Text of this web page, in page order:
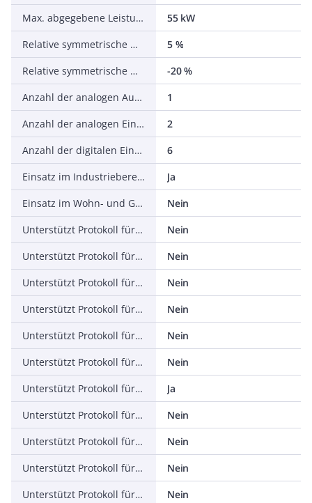
Max. abgegebene Leistung bei linearer Belastung bei Bemessungsausgangsspannung
55 kW
Relative symmetrische Netzfrequenztoleranz
5 %
Relative symmetrische Netzspannungstoleranz
-20 %
Anzahl der analogen Ausgänge
1
Anzahl der analogen Eingänge
2
Anzahl der digitalen Eingänge
6
Einsatz im Industriebereich zulässig
Ja
Einsatz im Wohn- und Gewerbebereich zulässig
Nein
Unterstützt Protokoll für TCP/IP
Nein
Unterstützt Protokoll für PROFIBUS
Nein
Unterstützt Protokoll für CAN
Nein
Unterstützt Protokoll für INTERBUS
Nein
Unterstützt Protokoll für ASI
Nein
Unterstützt Protokoll für KNX
Nein
Unterstützt Protokoll für Modbus
Ja
Unterstützt Protokoll für Data-Highway
Nein
Unterstützt Protokoll für DeviceNet
Nein
Unterstützt Protokoll für SUCONET
Nein
Unterstützt Protokoll für LON
Nein